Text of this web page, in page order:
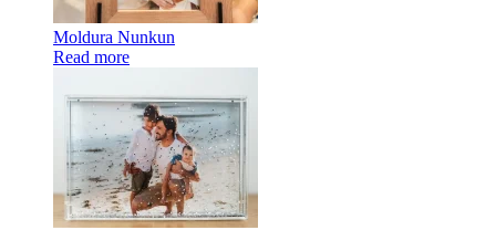
Moldura Nunkun
Read more